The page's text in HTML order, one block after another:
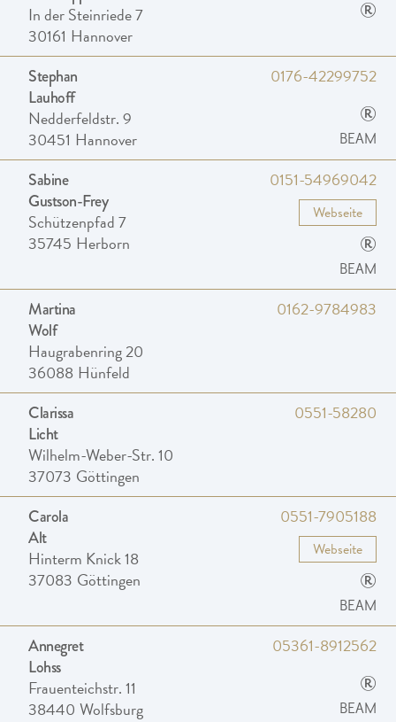
In der Steinriede 7
30161 Hannover
®
Stephan
Lauhoff
Nedderfeldstr. 9
30451 Hannover
0176-42299752
®
BEAM
Sabine
Gustson-Frey
Schützenpfad 7
35745 Herborn
0151-54969042
Webseite
®
BEAM
Martina
Wolf
Haugrabenring 20
36088 Hünfeld
0162-9784983
Clarissa
Licht
Wilhelm-Weber-Str. 10
37073 Göttingen
0551-58280
Carola
Alt
Hinterm Knick 18
37083 Göttingen
0551-7905188
Webseite
®
BEAM
Annegret
Lohss
Frauenteichstr. 11
38440 Wolfsburg
05361-8912562
®
BEAM